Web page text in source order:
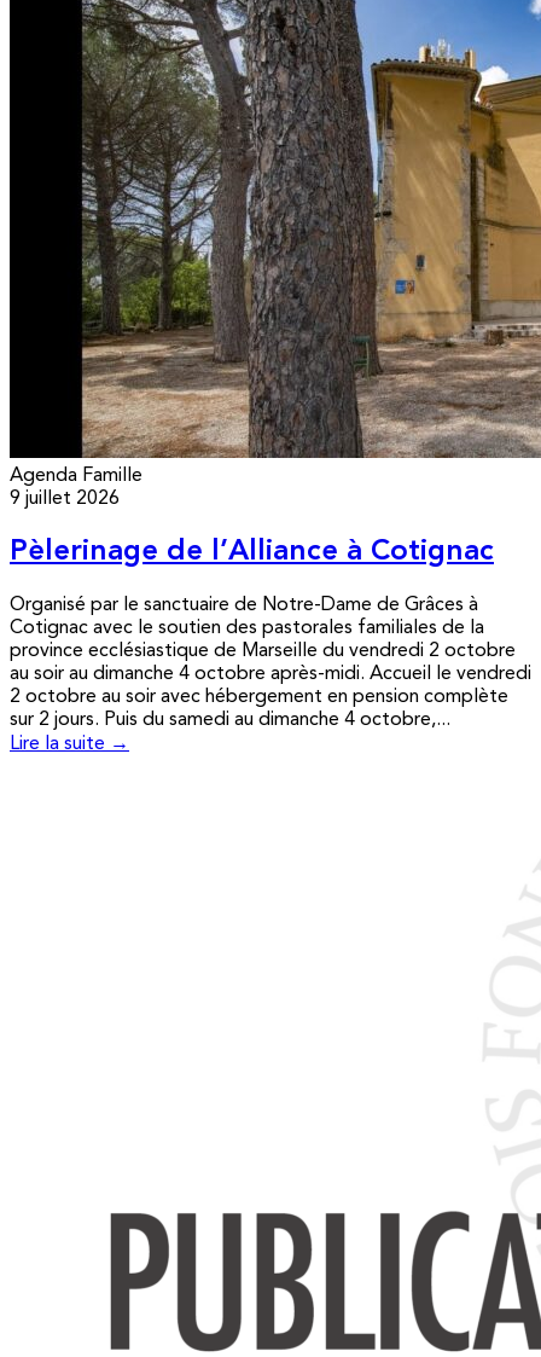
Agenda Famille
9 juillet 2026
Pèlerinage de l’Alliance à Cotignac
Organisé par le sanctuaire de Notre-Dame de Grâces à
Cotignac avec le soutien des pastorales familiales de la
province ecclésiastique de Marseille du vendredi 2 octobre
au soir au dimanche 4 octobre après-midi. Accueil le vendredi
2 octobre au soir avec hébergement en pension complète
sur 2 jours. Puis du samedi au dimanche 4 octobre,...
Lire la suite →